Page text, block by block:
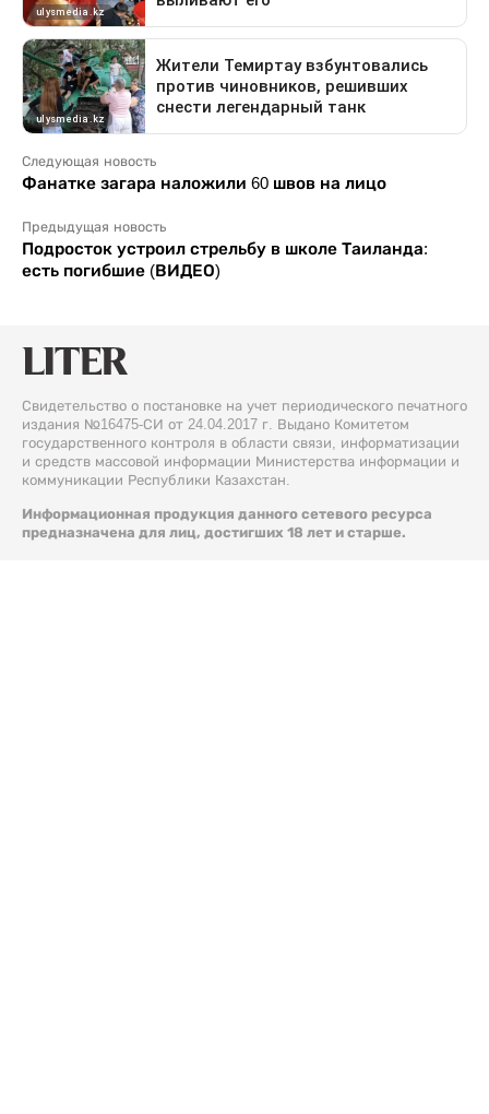
Следующая новость
Фанатке загара наложили 60 швов на лицо
Предыдущая новость
Подросток устроил стрельбу в школе Таиланда:
есть погибшие (ВИДЕО)
Свидетельство о постановке на учет периодического печатного
издания №16475-СИ от 24.04.2017 г. Выдано Комитетом
государственного контроля в области связи, информатизации
и средств массовой информации Министерства информации и
коммуникации Республики Казахстан.
Информационная продукция данного сетевого ресурса
предназначена для лиц, достигших 18 лет и старше.